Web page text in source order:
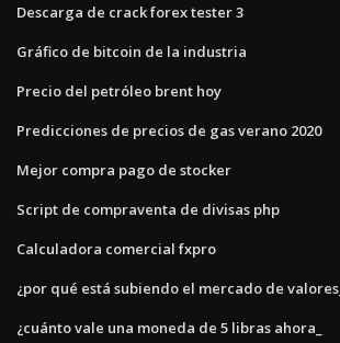
Descarga de crack forex tester 3
Gráfico de bitcoin de la industria
Precio del petróleo brent hoy
Predicciones de precios de gas verano 2020
Mejor compra pago de stocker
Script de compraventa de divisas php
Calculadora comercial fxpro
¿por qué está subiendo el mercado de valores_
¿cuánto vale una moneda de 5 libras ahora_